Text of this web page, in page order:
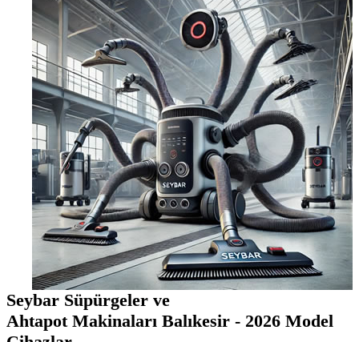
Seybar Süpürgeler ve
Ahtapot Makinaları Balıkesir - 2026 Model